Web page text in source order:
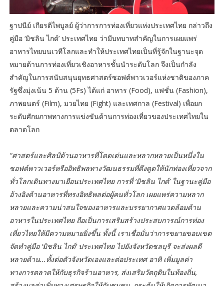
ฐาปนีย์ เกียรติไพบูลย์ ผู้ว่าการการท่องเที่ยวแห่งประเทศไทย กล่าวถึง
คู่มือ ‘มิชลิน ไกด์’ ประเทศไทย ว่ามีบทบาทสำคัญในการเผยแพร่
อาหารไทยบนเวทีโลกและทำให้ประเทศไทยเป็นที่รู้จักในฐานะจุด
หมายด้านการท่องเที่ยวเชิงอาหารชั้นนำระดับโลก จึงเป็นกำลัง
สำคัญในการสนับสนุนยุทธศาสตร์ซอฟต์พาวเวอร์แห่งชาติของภาค
รัฐซึ่งมุ่งเน้น 5 ด้าน (5Fs) ได้แก่ อาหาร (Food), แฟชั่น (Fashion),
ภาพยนตร์ (Film), มวยไทย (Fight) และเทศกาล (Festival) เพื่อยก
ระดับศักยภาพทางการแข่งขันด้านการท่องเที่ยวของประเทศไทยใน
ตลาดโลก
“ศาสตร์และศิลป์ด้านอาหารที่โดดเด่นและหลากหลายเป็นหนึ่งใน
ซอฟต์พาวเวอร์หรืออิทธิพลทางวัฒนธรรมที่ดึงดูดให้นักท่องเที่ยวจาก
ทั่วโลกเดินทางมาเยือนประเทศไทย การที่ ‘มิชลิน ไกด์’ ในฐานะคู่มือ
อ้างอิงด้านอาหารที่ทรงอิทธิพลต่อผู้คนทั่วโลก เผยแพร่ความหลาก
หลายและความน่าสนใจของอาหารและบรรยากาศแวดล้อมด้าน
อาหารในประเทศไทย ถือเป็นการเสริมสร้างประสบการณ์การท่อง
เที่ยวไทยให้มีความหมายยิ่งขึ้น ทั้งนี้ เราเชื่อมั่นว่าการขยายขอบเขต
จัดทำคู่มือ ‘มิชลิน ไกด์’ ประเทศไทย ไปยังจังหวัดชลบุรี จะส่งผลดี
หลายด้าน...ทั้งต่อตัวจังหวัดเองและต่อประเทศ อาทิ เพิ่มมูลค่า
ทางการตลาดให้กับธุรกิจร้านอาหาร, ส่งเสริมวัตถุดิบในท้องถิ่น,